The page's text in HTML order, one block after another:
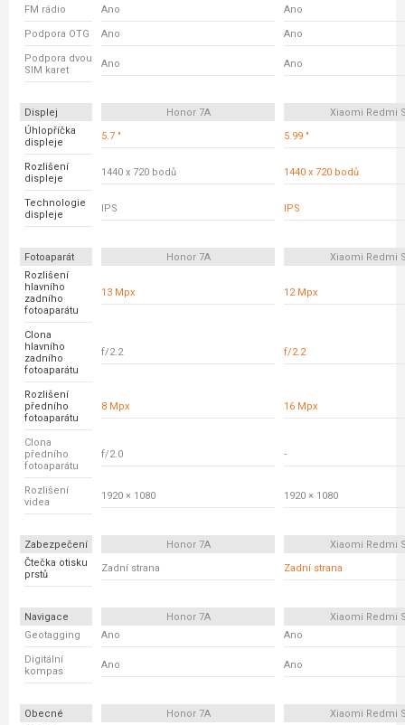
FM rádio Ano Ano
Podpora OTG Ano Ano
Podpora dvou
SIM karet
Ano Ano
Displej Honor 7A
Xiaomi Redmi
Úhlopříčka
displeje
5.7 " 5.99 "
Rozlišení
displeje
1440 x 720 bodů 1440 x 720 bodů
Technologie
displeje
IPS IPS
Fotoaparát Honor 7A
Xiaomi Redmi
Rozlišení
hlavního
zadního
fotoaparátu
13 Mpx 12 Mpx
Clona
hlavního
zadního
fotoaparátu
f/2.2 f/2.2
Rozlišení
předního
fotoaparátu
8 Mpx 16 Mpx
Clona
předního
fotoaparátu
f/2.0 -
Rozlišení
videa
1920 × 1080 1920 × 1080
Zabezpečení Honor 7A
Xiaomi Redmi
Čtečka otisku
prstů
Zadní strana Zadní strana
Navigace Honor 7A
Xiaomi Redmi
Geotagging
Ano Ano
Digitální
kompas
Ano Ano
Obecné Honor 7A
Xiaomi Redmi